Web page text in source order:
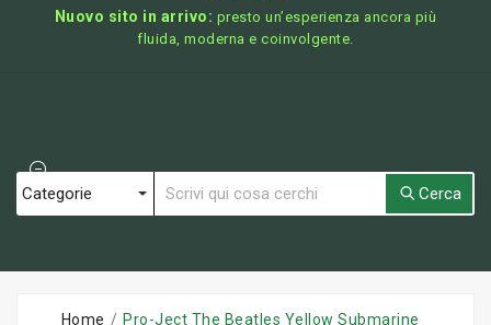
Nuovo sito in arrivo: presto un’esperienza ancora più
fluida, moderna e coinvolgente.
Cerca
Home Pro-Ject The Beatles Yellow Submarine